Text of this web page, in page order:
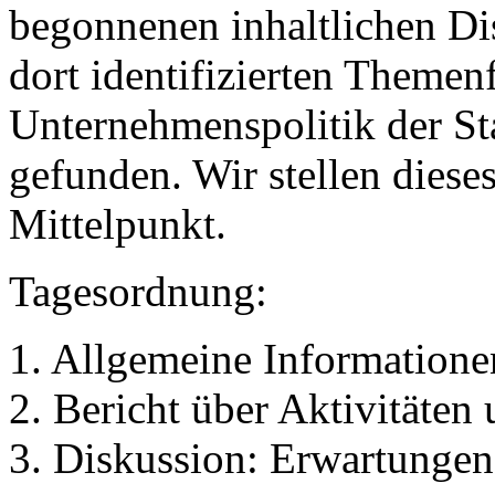
begonnenen inhaltlichen
dort identifizierten
Unternehmenspolitik der
gefunden. Wir stellen
Mittelpunkt.
Tagesordnung:
1. Allgemeine
2. Bericht über Aktivitäten
3. Diskussion: